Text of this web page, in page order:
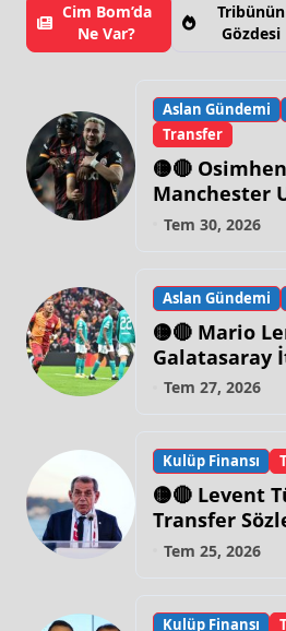
Cim Bom’da
Ne Var?
Tribünün
Gözdesi
Aslan Gündemi
Transfer
🟡🔴
Manchester
Tem 30, 2026
Aslan Gündemi
🟡🔴 Mario
Galatasaray
Tem 27, 2026
Kulüp Finansı
🟡🔴 Levent
Transfer
Tem 25, 2026
Kulüp Finansı